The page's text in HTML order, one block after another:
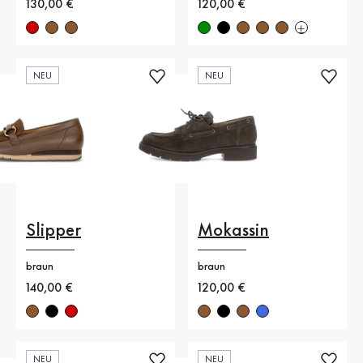
Neuer Preis
130,00 € Neuer Preis
120,00 €
NEU
Slipper
braun
Neuer Preis
140,00 €
NEU
Mokassin
braun
Neuer Preis
120,00 €
NEU NEU